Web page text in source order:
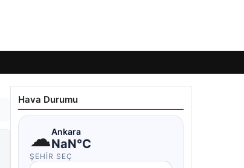
Hava Durumu
☁Ankara
NaN°C
ŞEHIR SEÇ